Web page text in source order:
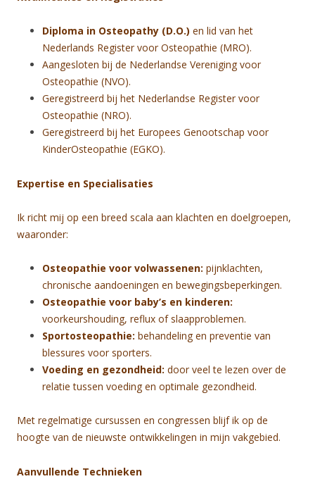
Diploma in Osteopathy (D.O.) en lid van het
Nederlands Register voor Osteopathie (MRO).
Aangesloten bij de Nederlandse Vereniging voor
Osteopathie (NVO).
Geregistreerd bij het Nederlandse Register voor
Osteopathie (NRO).
Geregistreerd bij het Europees Genootschap voor
KinderOsteopathie (EGKO).
Expertise en Specialisaties
Ik richt mij op een breed scala aan klachten en doelgroepen,
waaronder:
Osteopathie voor volwassenen: pijnklachten,
chronische aandoeningen en bewegingsbeperkingen.
Osteopathie voor baby’s en kinderen:
voorkeurshouding, reflux of slaapproblemen.
Sportosteopathie: behandeling en preventie van
blessures voor sporters.
Voeding en gezondheid: door veel te lezen over de
relatie tussen voeding en optimale gezondheid.
Met regelmatige cursussen en congressen blijf ik op de
hoogte van de nieuwste ontwikkelingen in mijn vakgebied.
Aanvullende Technieken